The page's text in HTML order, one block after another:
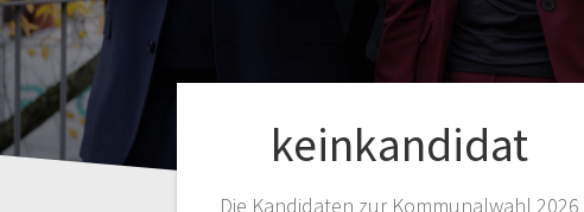
keinkandidat
Die Kandidaten zur Kommunalwahl 2026